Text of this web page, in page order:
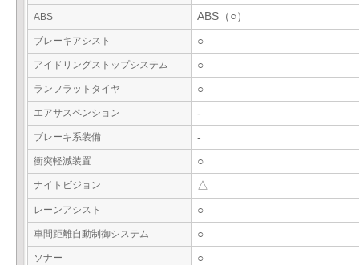
ABS ABS（○）
ブレーキアシスト ○
アイドリングストップシステム ○
ランフラットタイヤ ○
エアサスペンション -
ブレーキ系装備 -
衝突軽減装置 ○
ナイトビジョン △
レーンアシスト ○
車間距離自動制御システム ○
ソナー ○